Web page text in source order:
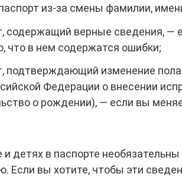
из-за смены фамилии,
содержащий верные сведения, —
что в нем содержатся ошибки;
подтверждающий изменение пола
Федерации о внесении
о рождении), — если вы
детях в паспорте
Если вы хотите, чтобы эти